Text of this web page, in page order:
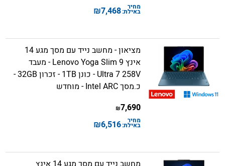
מחיר
באילת:7,468
₪
מציאון - מחשב נייד עם מסך מגע 14
אינץ Lenovo Yoga Slim 9 - מעבד
Ultra 7 258V - כונן 1TB - זכרון 32GB -
כ.מסך Intel ARC - מוחדש
7,690
₪
מחיר
באילת:6,516
₪